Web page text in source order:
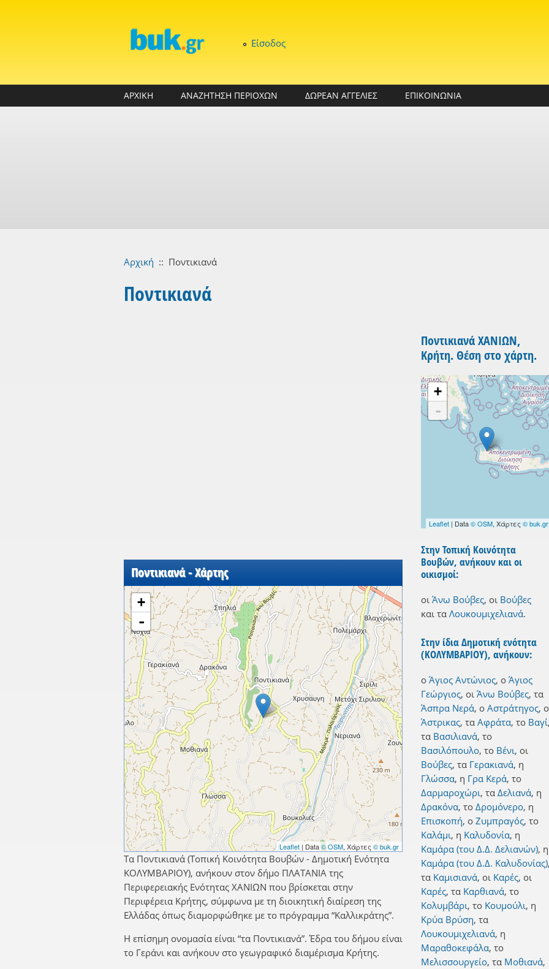
Είσοδος
ΑΡΧΙΚΗ ΑΝΑΖΗΤΗΣΗ ΠΕΡΙΟΧΩΝ ΔΩΡΕΑΝ ΑΓΓΕΛΙΕΣ ΕΠΙΚΟΙΝΩΝΙΑ
Αρχική :: Ποντικιανά
Ποντικιανά
Ποντικιανά - Χάρτης
+
-
Leaflet | Data© OSM, Χάρτες © buk.gr
Τα Ποντικιανά (Τοπική Κοινότητα Βουβών - Δημοτική Ενότητα
ΚΟΛΥΜΒΑΡΙΟΥ), ανήκουν στον δήμο ΠΛΑΤΑΝΙΑ της
Περιφερειακής Ενότητας ΧΑΝΙΩΝ που βρίσκεται στην
Περιφέρεια Κρήτης, σύμφωνα με τη διοικητική διαίρεση της
Ελλάδας όπως διαμορφώθηκε με το πρόγραμμα “Καλλικράτης”.
Η επίσημη ονομασία είναι “τα Ποντικιανά”. Έδρα του δήμου είναι
το Γεράνι και ανήκουν στο γεωγραφικό διαμέρισμα Κρήτης.
Ποντικιανά ΧΑΝΙΩΝ,
Κρήτη. Θέση στο χάρτη.
+
-
Leaflet| Data© OSM, Χάρτες © buk.gr
Στην Τοπική Κοινότητα
Βουβών, ανήκουν και οι
οικισμοί:
οι Άνω Βούβες, οι Βούβες
και τα Λουκουμιχελιανά.
Στην ίδια Δημοτική ενότητα
(ΚΟΛΥΜΒΑΡΙΟΥ), ανήκουν:
ο Άγιος Αντώνιος, ο Άγιος
Γεώργιος, οι Άνω Βούβες, τα
Άσπρα Νερά, ο Αστράτηγος, ο
Άστρικας, τα Αφράτα, το Βαγί
τα Βασιλιανά, το
Βασιλόπουλο, το Βένι, οι
Βούβες, τα Γερακιανά, η
Γλώσσα, η Γρα Κερά, το
Δαρμαροχώρι, τα Δελιανά, η
Δρακόνα, το Δρομόνερο, η
Επισκοπή, ο Ζυμπραγός, το
Καλάμι, η Καλυδονία, η
Καμάρα (του Δ.Δ. Δελιανών), η
Καμάρα (του Δ.Δ. Καλυδονίας)
τα Καμισιανά, οι Καρές, οι
Καρές, τα Καρθιανά, το
Κολυμβάρι, το Κουμούλι, η
Κρύα Βρύση, τα
Λουκουμιχελιανά, η
Μαραθοκεφάλα, το
Μελισσουργείο, τα Μοθιανά,